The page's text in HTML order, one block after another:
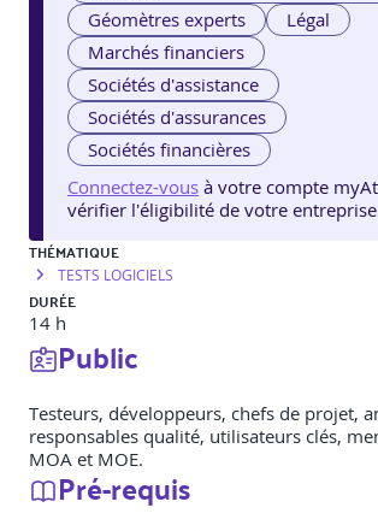
Géomètres experts
Légal
Marchés financiers
Sociétés d'assistance
Sociétés d'assurances
Sociétés financières
Connectez-vous à votre compte
vérifier l'éligibilité de votre
THÉMATIQUE
TESTS LOGICIELS
DURÉE
14 h
Public
Testeurs, développeurs, chefs de projet,
responsables qualité, utilisateurs clés,
MOA et MOE.
Pré-requis